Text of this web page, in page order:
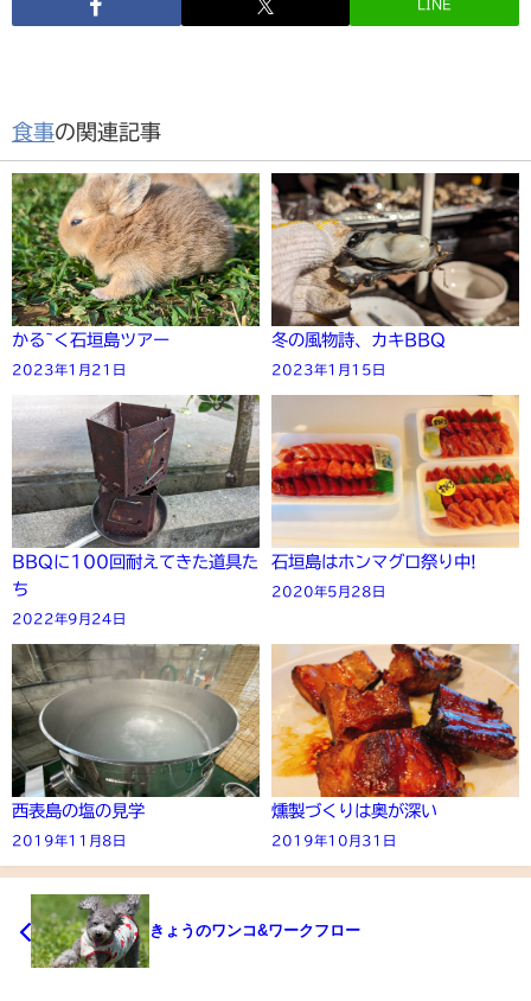
LINE
食事の関連記事
かる~く石垣島ツアー
2023年1月21日
冬の風物詩、カキBBQ
2023年1月15日
BBQに100回耐えてきた道具た
ち
2022年9月24日
石垣島はホンマグロ祭り中!
2020年5月28日
西表島の塩の見学
2019年11月8日
燻製づくりは奥が深い
2019年10月31日
きょうのワンコ&ワークフロー